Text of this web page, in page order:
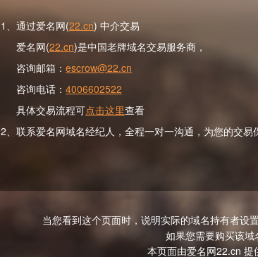
1、通过爱名网(22.cn) 中介交易
爱名网(22.cn)是中国老牌域名交易服务商，
咨询邮箱： escrow@22.cn
咨询电话： 4006602522
具体交易流程可点击这里查看
2、联系爱名网域名经纪人，全程一对一沟通，为您的交易
当您看到这个页面时，说明实际的域名持有者设
如果您需要购买该域
本页面由爱名网22.cn